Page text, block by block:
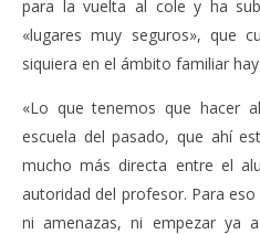
para la vuelta al cole y ha
«lugares muy seguros», que
siquiera en el ámbito familiar
«Lo que tenemos que hacer
escuela del pasado, que ahí
mucho más directa entre el
autoridad del profesor. Para
ni amenazas, ni empezar ya